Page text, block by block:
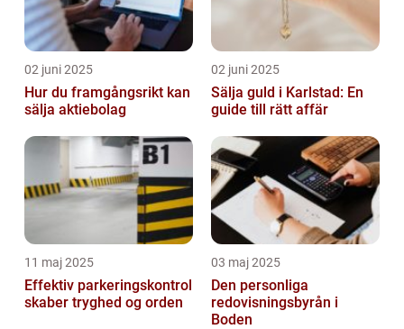
02 juni 2025
Hur du framgångsrikt kan
sälja aktiebolag
02 juni 2025
Sälja guld i Karlstad: En
guide till rätt affär
11 maj 2025
Effektiv parkeringskontrol
skaber tryghed og orden
03 maj 2025
Den personliga
redovisningsbyrån i
Boden